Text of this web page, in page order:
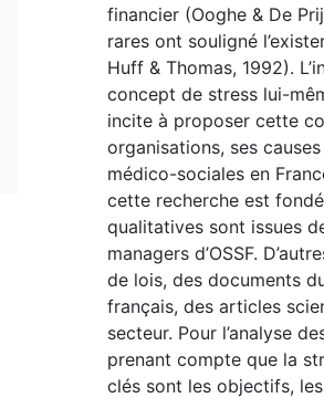
financier (Ooghe & De
rares ont souligné
Huff & Thomas, 1992).
concept de stress lui-
incite à proposer cette
organisations, ses
médico-sociales en
cette recherche est
qualitatives sont issues
managers d’OSSF.
de lois, des documents
français, des articles
secteur. Pour l’analyse
prenant compte que la
clés sont les objectifs,